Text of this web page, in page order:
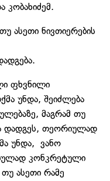
კობახიძემ.
ასეთი ნივთიერების
ფხვნილი
უნდა, შეიძლება
მაგრამ თუ
დადგეს, თეორიულად
უნდა, ვანო
კონკრეტული
ასეთი რამე